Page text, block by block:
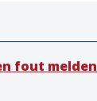
fout melden